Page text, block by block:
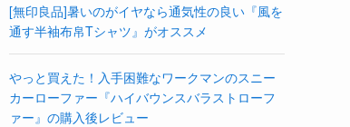
[無印良品]暑いのがイヤなら通気性の良い『風を
通す半袖布帛Tシャツ』がオススメ
やっと買えた！入手困難なワークマンのスニー
カーローファー『ハイバウンスバラストローフ
ァー』の購入後レビュー